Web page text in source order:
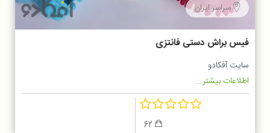
سراسر ایران
فیس براش دستی فانتزی
سایت آفکادو
اطلاعات بیشتر...
62